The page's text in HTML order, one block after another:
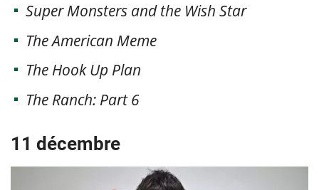
Super Monsters and the Wish Star
The American Meme
The Hook Up Plan
The Ranch: Part 6
11 décembre